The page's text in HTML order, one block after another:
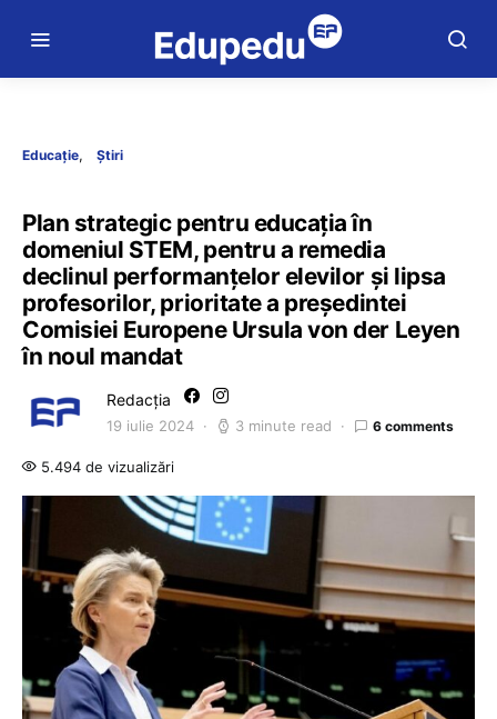
Educație Știri
Plan strategic pentru educația în
domeniul STEM, pentru a remedia
declinul performanțelor elevilor și lipsa
profesorilor, prioritate a președintei
Comisiei Europene Ursula von der Leyen
în noul mandat
Redacția
19 iulie 2024 3 minute read 6 comments
5.494 de vizualizări